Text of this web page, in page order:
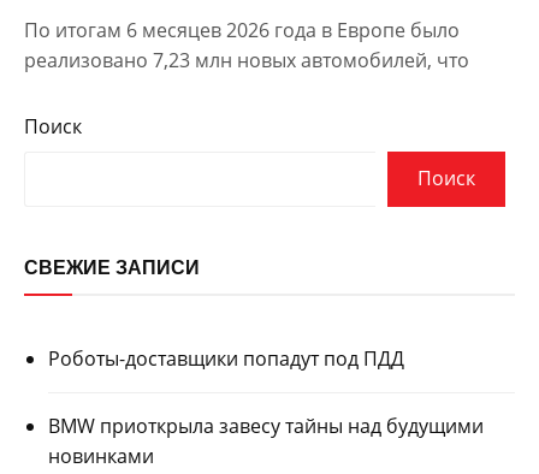
По итогам 6 месяцев 2026 года в Европе было
реализовано 7,23 млн новых автомобилей, что
Поиск
Поиск
СВЕЖИЕ ЗАПИСИ
Роботы-доставщики попадут под ПДД
BMW приоткрыла завесу тайны над будущими
новинками